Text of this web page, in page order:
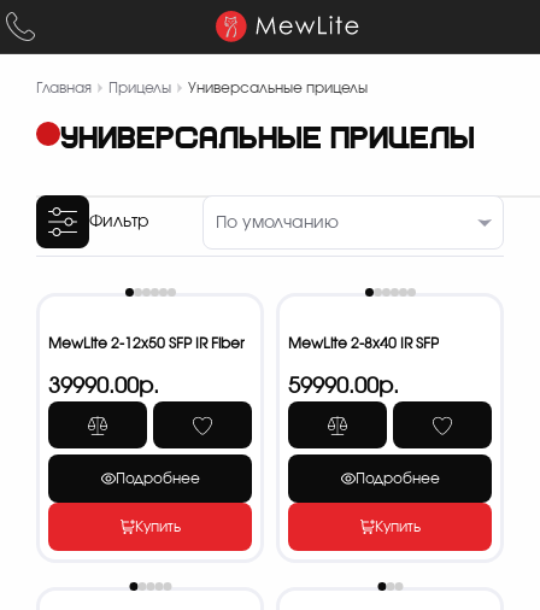
Главная Прицелы Универсальные прицелы
УНИВЕРСАЛЬНЫЕ ПРИЦЕЛЫ
Фильтр
MewLite 2-12x50 SFP IR Fiber
39990.00р.
Подробнее
Купить
MewLite 2-8x40 IR SFP
59990.00р.
Подробнее
Купить